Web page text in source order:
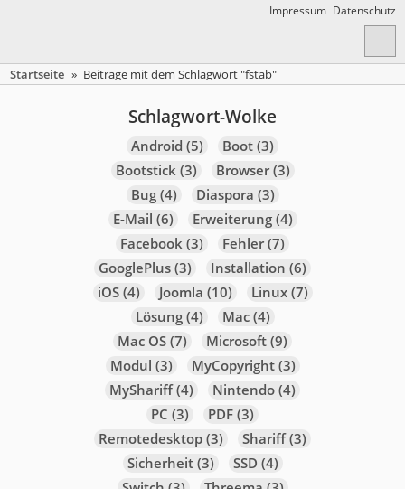
Impressum Datenschutz
Startseite » Beiträge mit dem Schlagwort "fstab"
Schlagwort-Wolke
Android (5) Boot(3)
Bootstick(3) Browser(3)
Bug(4) Diaspora (3)
E-Mail (6) Erweiterung(4)
Facebook(3) Fehler(7)
GooglePlus(3) Installation (6)
iOS(4) Joomla (10) Linux(7)
Lösung(4) Mac(4)
Mac OS(7) Microsoft(9)
Modul (3) MyCopyright(3)
MyShariff(4) Nintendo(4)
PC (3) PDF(3)
Remotedesktop(3) Shariff(3)
Sicherheit(3) SSD (4)